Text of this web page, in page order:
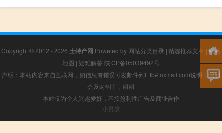
Copyright © 2012 - 2026 土特产网 Powered by 网站分类目录 | 精选推荐文章 |网站
地图 | 疑难解答 陕ICP备05039492号
声明：本站内容来自互联网，如信息有错误可发邮件到f_fb#foxmail.com说明，我们
会及时纠正，谢谢
本站仅为个人兴趣爱好，不接盈利性广告及商业合作
小男孩